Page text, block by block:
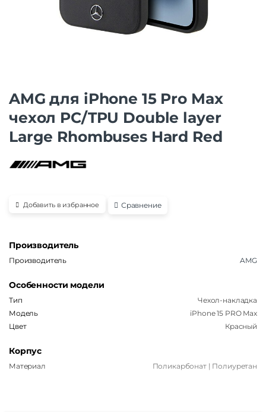
AMG для iPhone 15 Pro Max
чехол PC/TPU Double layer
Large Rhombuses Hard Red
Добавить в избранное Сравнение
Производитель
Производитель AMG
Особенности модели
Тип
Чехол-накладка
Модель
iPhone 15 PRO Max
Цвет
Красный
Корпус
Материал Поликарбонат | Полиуретан